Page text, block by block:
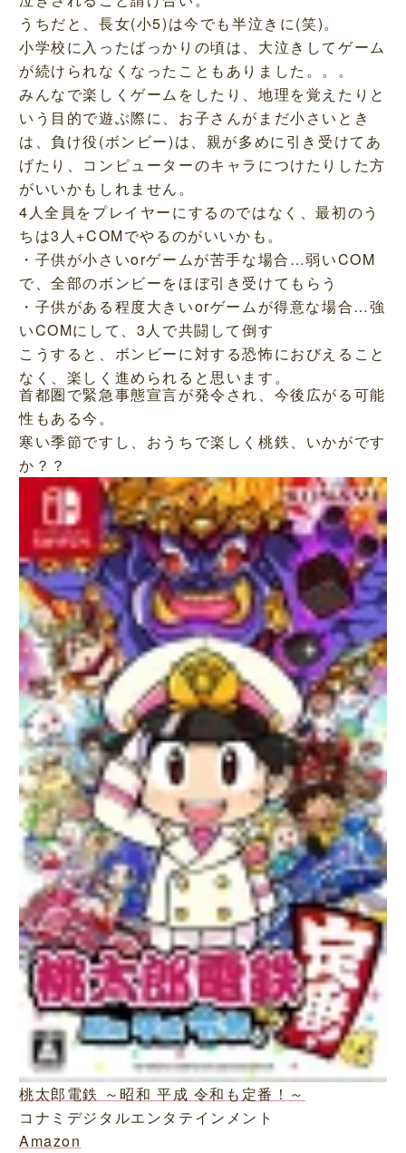
うちだと、長女(小5)は今でも半泣きに(笑)。
小学校に入ったばっかりの頃は、大泣きしてゲーム
が続けられなくなったこともありました。。。
みんなで楽しくゲームをしたり、地理を覚えたりと
いう目的で遊ぶ際に、お子さんがまだ小さいとき
は、負け役(ボンビー)は、親が多めに引き受けてあ
げたり、コンピューターのキャラにつけたりした方
がいいかもしれません。
4人全員をプレイヤーにするのではなく、最初のう
ちは3人+COMでやるのがいいかも。
・子供が小さいorゲームが苦手な場合…弱いCOM
で、全部のボンビーをほぼ引き受けてもらう
・子供がある程度大きいorゲームが得意な場合…強
いCOMにして、3人で共闘して倒す
こうすると、ボンビーに対する恐怖におびえること
なく、楽しく進められると思います。
首都圏で緊急事態宣言が発令され、今後広がる可能
性もある今。
寒い季節ですし、おうちで楽しく桃鉄、いかがです
か？？
桃太郎電鉄 ～昭和 平成 令和も定番！～
コナミデジタルエンタテインメント
Amazon